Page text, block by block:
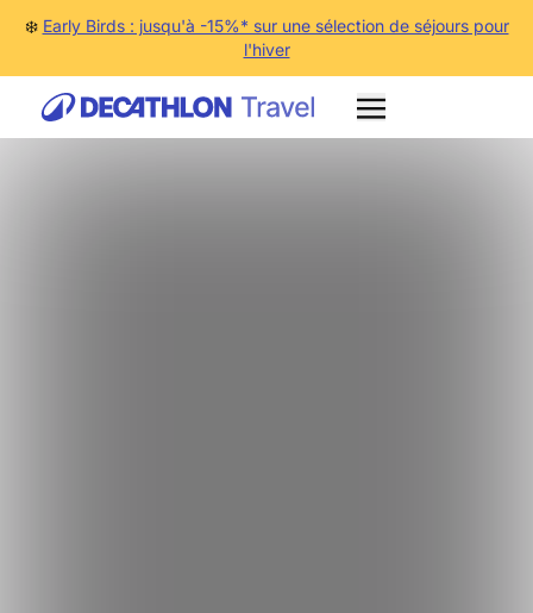
❄️ Early Birds : jusqu'à -15%* sur une sélection de séjours pour
l'hiver